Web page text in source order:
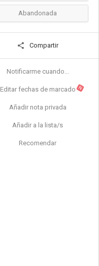
Abandonada
Compartir
Notificarme cuando...
Editar fechas de marcado N
Añadir nota privada
Añadir a la lista/s
Recomendar